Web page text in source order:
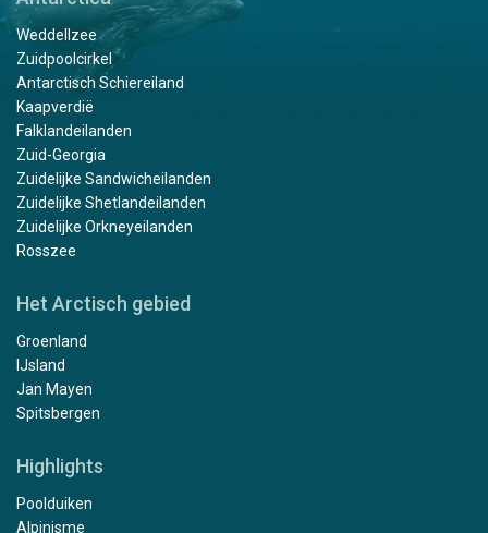
Weddellzee
Zuidpoolcirkel
Antarctisch Schiereiland
Kaapverdië
Falklandeilanden
Zuid-Georgia
Zuidelijke Sandwicheilanden
Zuidelijke Shetlandeilanden
Zuidelijke Orkneyeilanden
Rosszee
Het Arctisch gebied
Groenland
IJsland
Jan Mayen
Spitsbergen
Highlights
Poolduiken
Alpinisme